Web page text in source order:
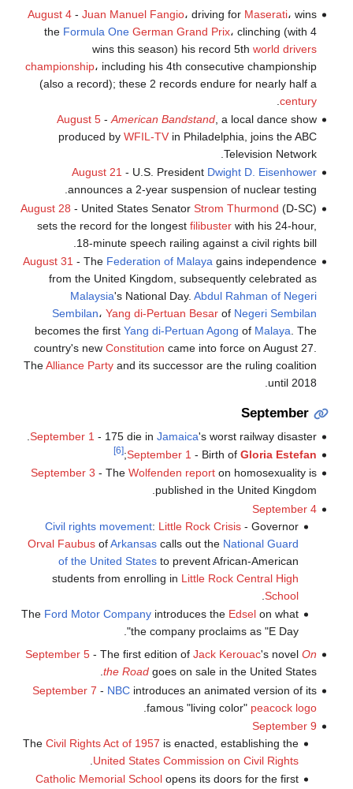
August 4- Juan Manuel Fangio، driving for Maserati، wins
the Formula One German Grand Prix، clinching (with 4
wins this season) his record 5th world drivers
championship، including his 4th consecutive championship
(also a record); these 2 records endure for nearly half a
century
August 5- American Bandstand, a local dance show
produced by WFIL-TVin Philadelphia, joins the ABC
Television Network.
August 21 - U.S. President Dwight D. Eisenhower
announces a 2-year suspension of nuclear testing.
August 28 - United States Senator Strom Thurmond (D-SC)
sets the record for the longest filibusterwith his 24-hour,
18-minute speech railing against a civil rights bill.
August 31 - The Federation of Malaya gains independence
from the United Kingdom, subsequently celebrated as
Malaysia's National Day. Abdul Rahman of Negeri
Sembilan، Yang di-Pertuan Besarof Negeri Sembilan
becomes the first Yang di-Pertuan Agong of Malaya . The
country's new Constitution came into force on August 27.
TheAlliance Partyand its successor are the ruling coalition
until 2018.
September
September 1 - 175 die in Jamaica's worst railway disaster.
September 1 - Birth of Gloria Estefan
;
[6]
September 3 - The Wolfenden reporton homosexuality is
published in the United Kingdom.
September 4
Civil rights movement: Little Rock Crisis - Governor
Orval Faubus ofArkansas calls out the National Guard
of the United States to prevent African-American
students from enrolling in Little Rock Central High
School
.
The Ford Motor Company introduces the Edsel on what
the company proclaims as "E Day".
September 5- The first edition of Jack Kerouac's novel On
the Roadgoes on sale in the United States.
September 7 - NBCintroduces an animated version of its
famous "living color" peacock logo
September 9
TheCivil Rights Act of 1957 is enacted, establishing the
United States Commission on Civil Rights
Catholic Memorial School opens its doors for the first